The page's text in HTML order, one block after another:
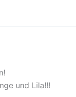
und Lila!!!